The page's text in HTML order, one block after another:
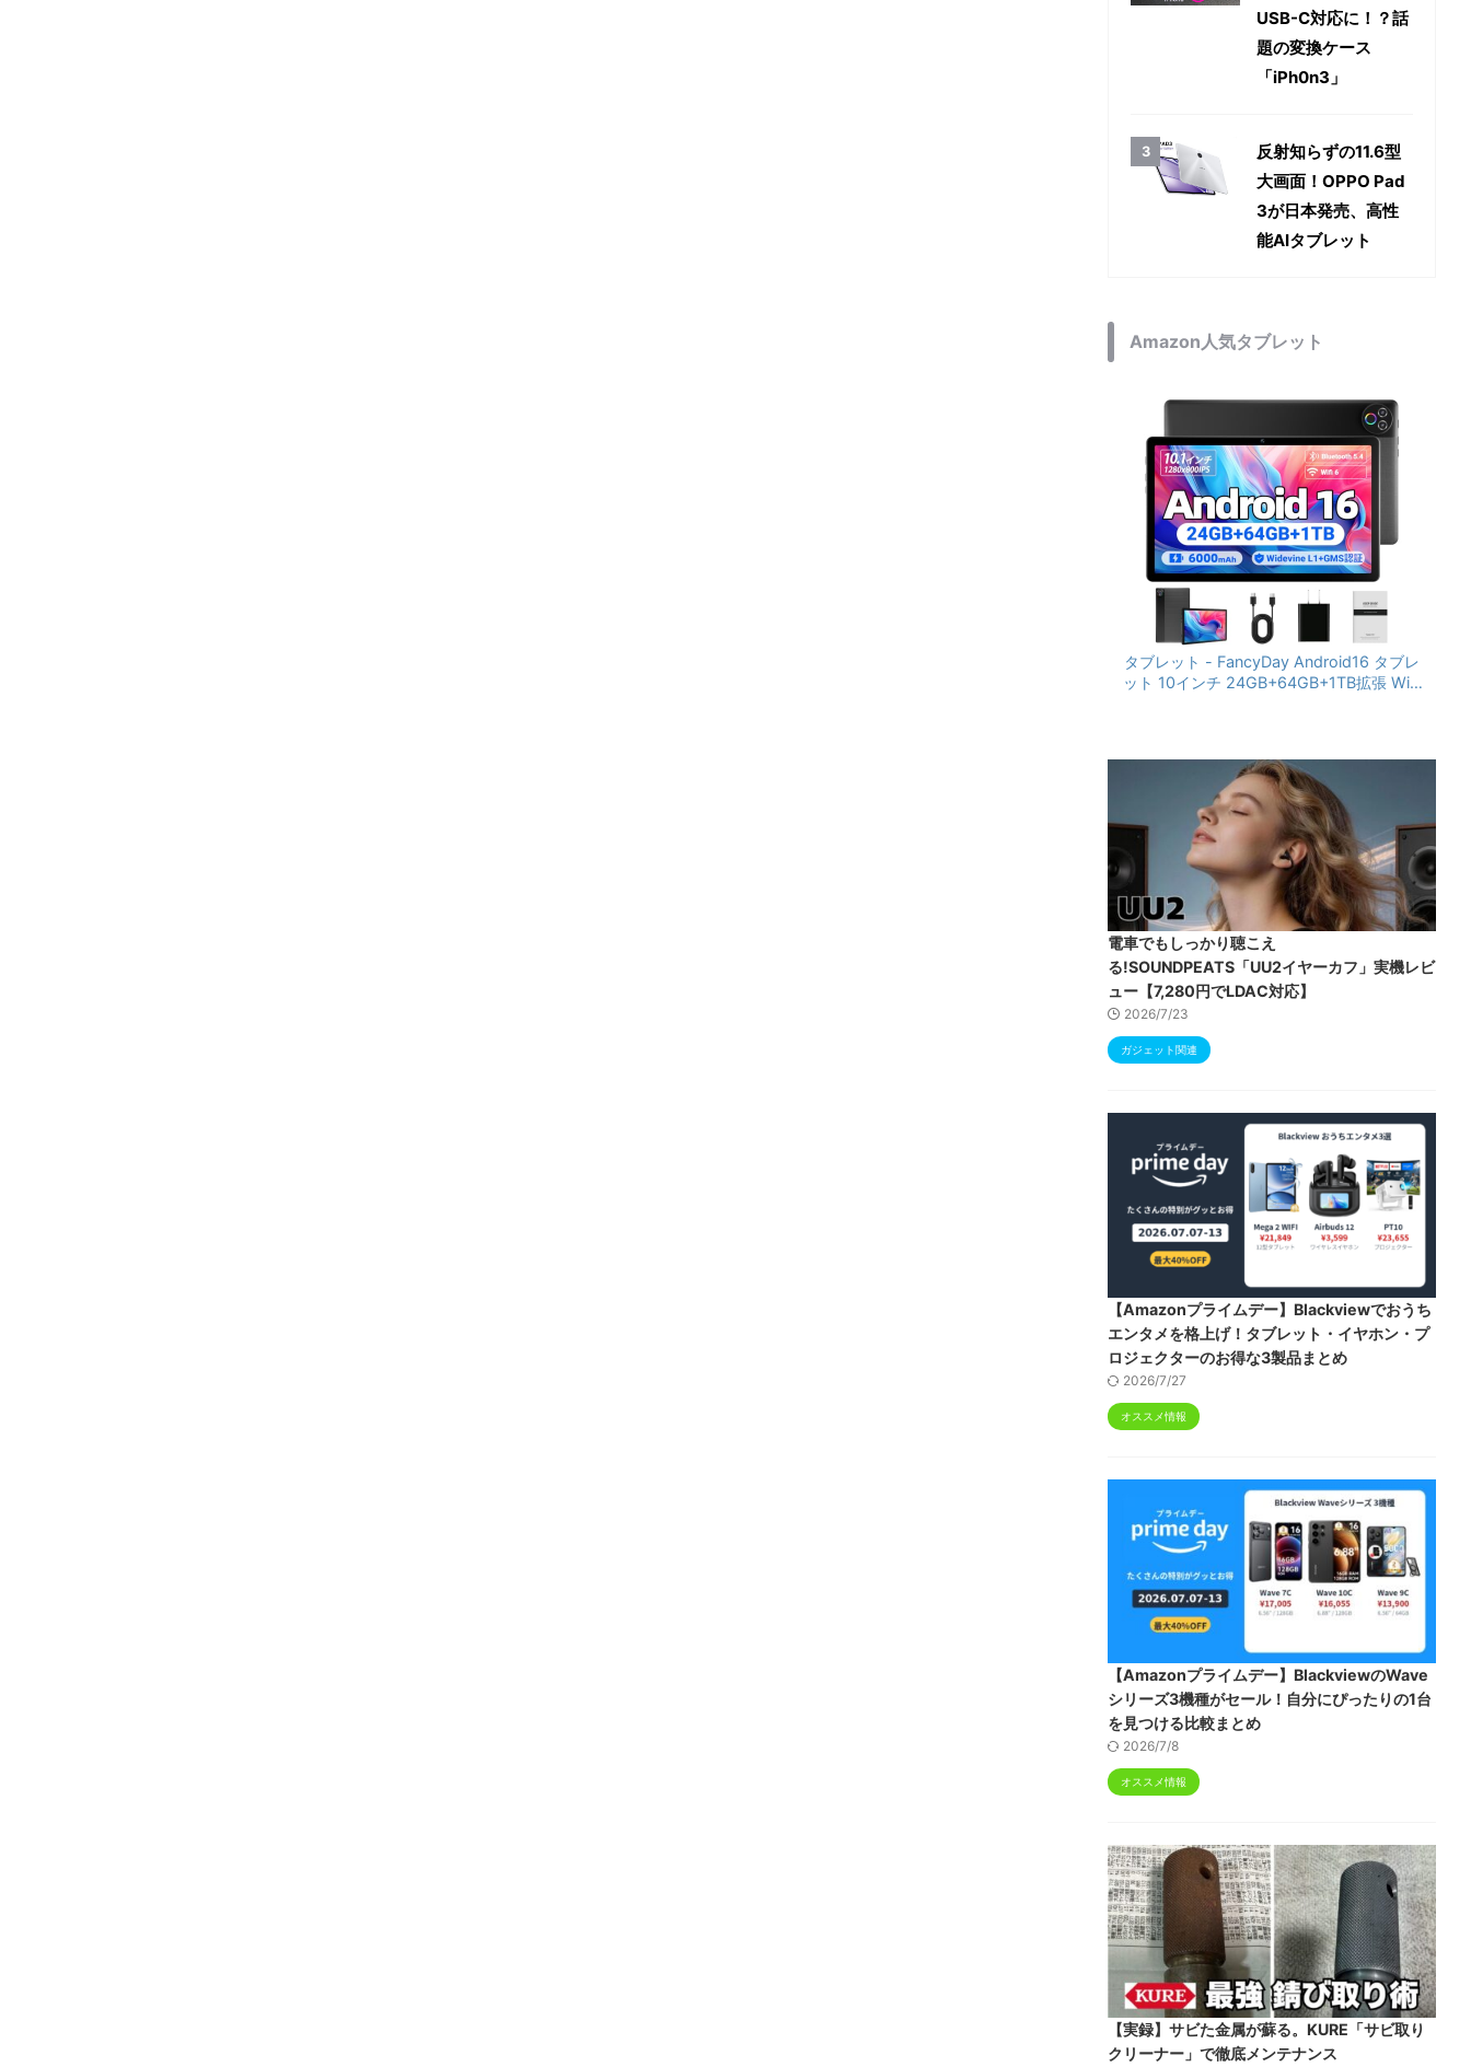
USB-C対応に！？話
題の変換ケース
「iPh0n3」
反射知らずの11.6型
大画面！OPPO Pad
3が日本発売、高性
能AIタブレット
Amazon人気タブレット
タブレット - FancyDay Android16 タブレ
ット 10インチ 24GB+64GB+1TB拡張 WiFi
RGBライト 児童守護 IPS画面 日本語説明書
電車でもしっかり聴こえ
る!SOUNDPEATS「UU2イヤーカフ」実機レビ
ュー【7,280円でLDAC対応】
2026/7/23
ガジェット関連
【Amazonプライムデー】Blackviewでおうち
エンタメを格上げ！タブレット・イヤホン・プ
ロジェクターのお得な3製品まとめ
2026/7/27
オススメ情報
【Amazonプライムデー】BlackviewのWave
シリーズ3機種がセール！自分にぴったりの1台
を見つける比較まとめ
2026/7/8
オススメ情報
【実録】サビた金属が蘇る。KURE「サビ取り
クリーナー」で徹底メンテナンス